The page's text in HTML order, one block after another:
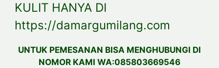
KULIT HANYA DI
https://damargumilang.com
UNTUK PEMESANAN BISA MENGHUBUNGI DI
NOMOR KAMI WA:085803669546